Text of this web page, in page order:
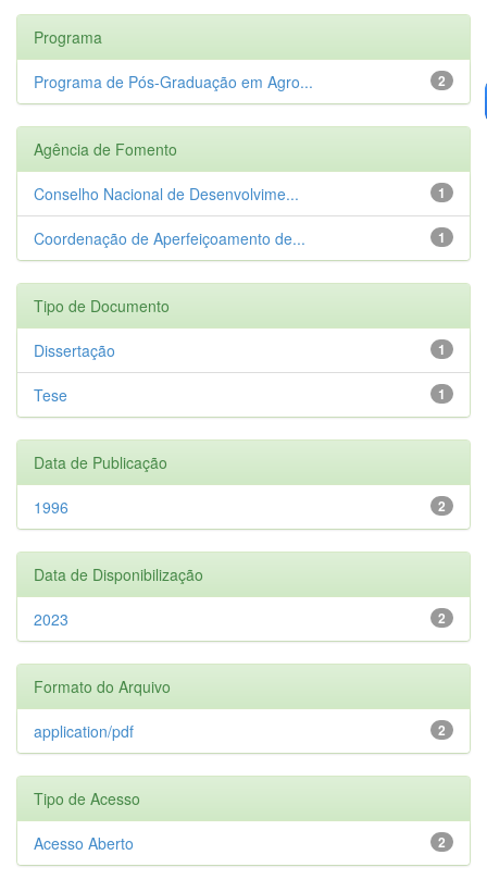
Programa
2
Programa de Pós-Graduação em Agro...
Agência de Fomento
1
Conselho Nacional de Desenvolvime...
1
Coordenação de Aperfeiçoamento de...
Tipo de Documento
1
Dissertação
1
Tese
Data de Publicação
2
1996
Data de Disponibilização
2
2023
Formato do Arquivo
2
application/pdf
Tipo de Acesso
2
Acesso Aberto